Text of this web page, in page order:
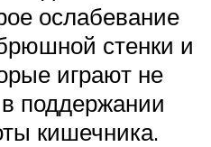
ослабевание
стенки и
играют не
поддержании
кишечника.